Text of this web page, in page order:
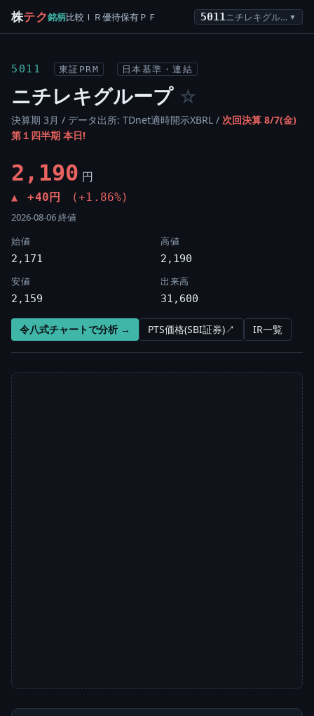
株テク銘柄比較 ＩＲ優待保有ＰＦ 5011 ニチレキグループ ▼
5011 東証PRM 日本基準・連結
ニチレキグループ ☆
決算期 3月 / データ出所: TDnet適時開示XBRL / 次回決算 8/7(金)
第１四半期 本日!
2,190 円
▲ +40円 (+1.86%)
2026-08-06 終値
始値
2,171
高値
2,190
安値
2,159
出来高
31,600
令八式チャートで分析 → PTS価格(SBI証券)↗ IR一覧